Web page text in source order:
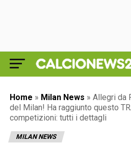
Home » Milan News » Allegri da
del Milan! Ha raggiunto questo
competizioni: tutti i dettagli
MILAN NEWS